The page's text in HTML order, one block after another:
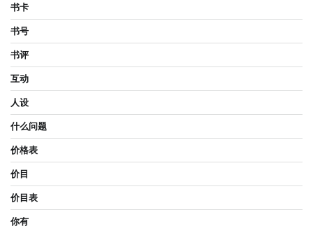
书卡
书号
书评
互动
人设
什么问题
价格表
价目
价目表
你有